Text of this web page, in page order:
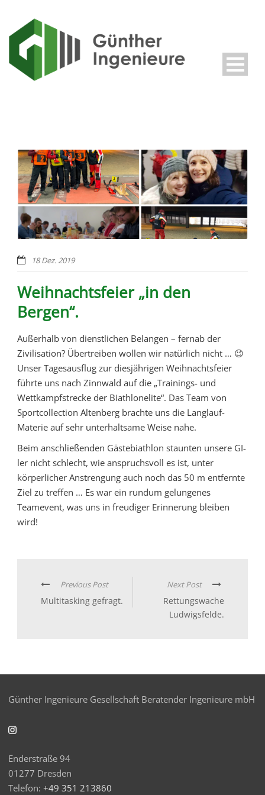
18 Dez. 2019
Weihnachtsfeier „in den
Bergen“.
Außerhalb von dienstlichen Belangen – fernab der
Zivilisation? Übertreiben wollen wir natürlich nicht … 😉
Unser Tagesausflug zur diesjährigen Weihnachtsfeier
führte uns nach Zinnwald auf die „Trainings- und
Wettkampfstrecke der Biathlonelite“. Das Team von
Sportcollection Altenberg brachte uns die Langlauf-
Materie auf sehr unterhaltsame Weise nahe.
Beim anschließenden Gästebiathlon staunten unsere GI-
ler nicht schlecht, wie anspruchsvoll es ist, unter
körperlicher Anstrengung auch noch das 50 m entfernte
Ziel zu treffen … Es war ein rundum gelungenes
Teamevent, was uns in freudiger Erinnerung bleiben
wird!
Previous Post
Multitasking gefragt.
Next Post
Rettungswache
Ludwigsfelde.
Günther Ingenieure Gesellschaft Beratender Ingenieure mbH
Enderstraße 94
01277 Dresden
Telefon: +49 351 213860